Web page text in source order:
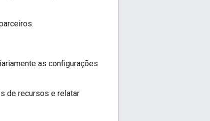
as configurações
de recursos e relatar